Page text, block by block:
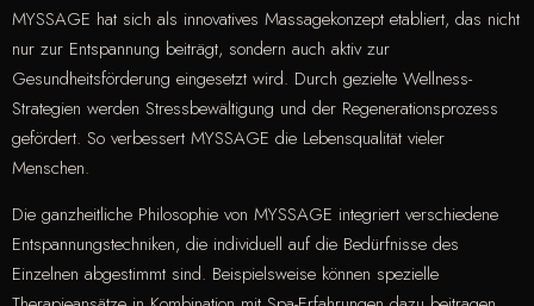
MYSSAGE hat sich als innovatives Massagekonzept etabliert, das nicht
nur zur Entspannung beiträgt, sondern auch aktiv zur
Gesundheitsförderung eingesetzt wird. Durch gezielte Wellness-
Strategien werden Stressbewältigung und der Regenerationsprozess
gefördert. So verbessert MYSSAGE die Lebensqualität vieler
Menschen.
Die ganzheitliche Philosophie von MYSSAGE integriert verschiedene
Entspannungstechniken, die individuell auf die Bedürfnisse des
Einzelnen abgestimmt sind. Beispielsweise können spezielle